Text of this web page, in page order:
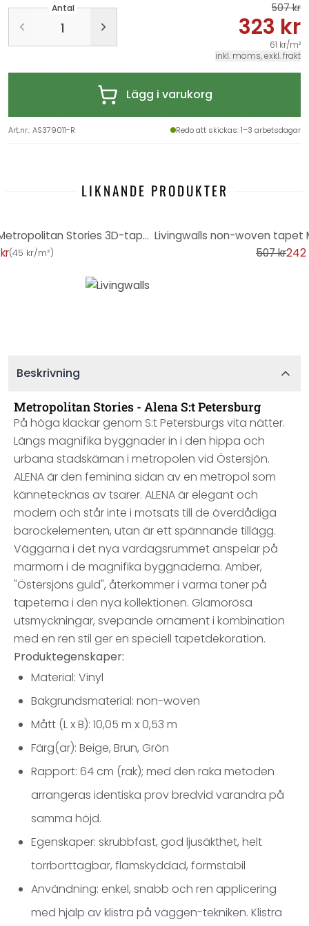
Antal 507 kr
323 kr
61 kr/m²
inkl. moms, exkl. frakt
Lägg i varukorg
Art.nr.:AS379011-R Redo att skickas: 1–3 arbetsdagar
LIKNANDE PRODUKTER
Livingwalls non-woven tapet Metropolitan Stories 3D-tapet marmor look Alena St Petersburg grå, grön
(45 kr/m²) 507 kr242
Beskrivning
Metropolitan Stories - Alena S:t Petersburg
På höga klackar genom S:t Petersburgs vita nätter.
Längs magnifika byggnader in i den hippa och
urbana stadskärnan i metropolen vid Östersjön.
ALENA är den feminina sidan av en metropol som
kännetecknas av tsarer. ALENA är elegant och
modern och står inte i motsats till de överdådiga
barockelementen, utan är ett spännande tillägg.
Väggarna i det nya vardagsrummet anspelar på
marmorn i de magnifika byggnaderna. Amber,
"Östersjöns guld", återkommer i varma toner på
tapeterna i den nya kollektionen. Glamorösa
utsmyckningar, svepande ornament i kombination
med en ren stil ger en speciell tapetdekoration.
Produktegenskaper:
Material: Vinyl
Bakgrundsmaterial: non-woven
Mått (L x B): 10,05 m x 0,53 m
Färg(ar): Beige, Brun, Grön
Rapport: 64 cm (rak); med den raka metoden
arrangeras identiska prov bredvid varandra på
samma höjd.
Egenskaper: skrubbfast, god ljusäkthet, helt
torrborttagbar, flamskyddad, formstabil
Användning: enkel, snabb och ren applicering
med hjälp av klistra på väggen-tekniken. Klistra